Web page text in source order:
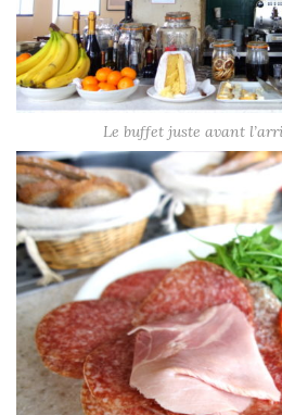
Le buffet juste avant